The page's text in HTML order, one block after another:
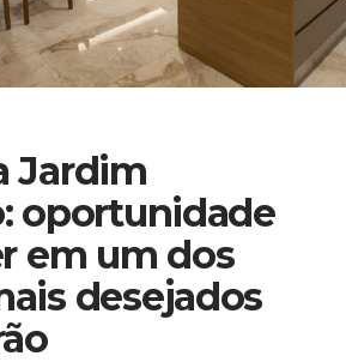
Jardim
oportunidade
em um dos
desejados